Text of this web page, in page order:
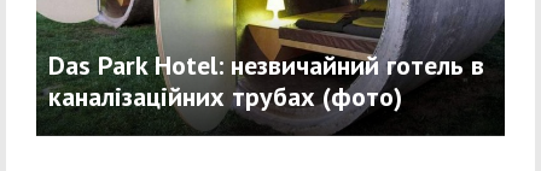
Das Park Hotel: незвичайний готель в
каналізаційних трубах (фото)